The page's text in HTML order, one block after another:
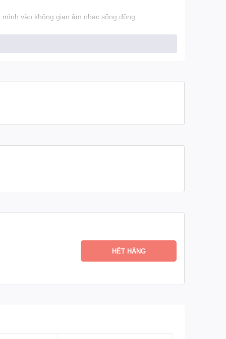
vào không gian âm nhạc sống động.
pin.
ngay cả trong môi trường ồn ào.
HẾT HÀNG